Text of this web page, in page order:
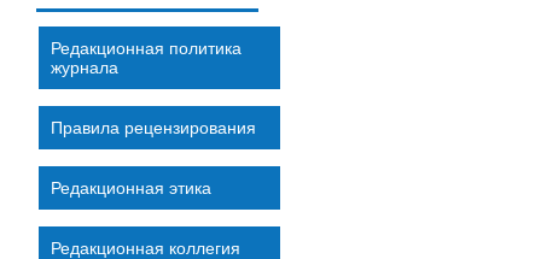
Редакционная политика
журнала
Правила рецензирования
Редакционная этика
Редакционная коллегия